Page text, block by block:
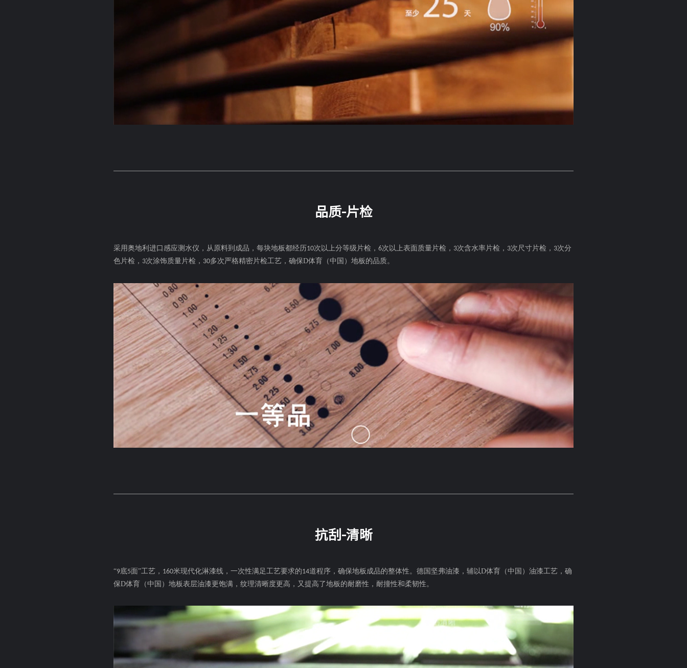
品质-片检
采用奥地利进口感应测水仪，从原料到成品，每块地板都经历 10次以上分等级片检， 6次以上表面质量片检， 3次含水率片检， 3次尺寸片检， 3次分
色片检， 3次涂饰质量片检， 30多次严格精密片检工艺，确保D体育（中国）地板的品质。
抗刮-清晰
“9底5面”工艺， 160米现代化淋漆线，一次性满足工艺要求的14道程序，确保地板成品的整体性。德国坚弗油漆，辅以D体育（中国）油漆工艺，确
保D体育（中国）地板表层油漆更饱满，纹理清晰度更高，又提高了地板的耐磨性，耐撞性和柔韧性。